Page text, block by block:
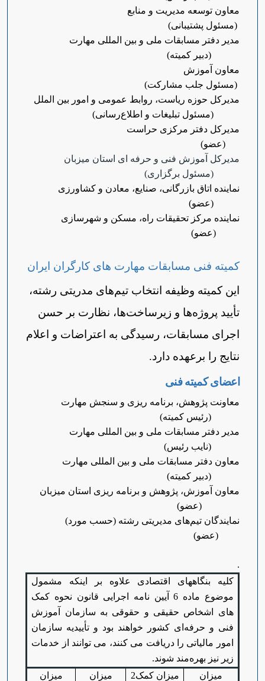
معاون توسعه مدیریت و منابع
(مسئول پشتیبانی)
مدیر دفتر مسابقات ملی و بین المللی مهارت
(دبیر کمیته)
معاون آموزش
(مسئول جلب مشارکت)
مدیرکل حوزه ریاست، روابط عمومی و امور بین الملل
(مسئول تبلیغات و اطلاع‌رسانی)
مدیرکل دفتر مرکزی حراست
(عضو)
مدیرکل آموزش فنی و حرفه ای استان میزبان
(مسئول برگزاری)
نماینده اتاق بازرگانی، صنایع، معادن و کشاورزی
(عضو)
نماینده مرکز تحقیقات راه، مسکن و شهرسازی
(عضو)
کمیته فنی مسابقات مهارت های کارگران ایران
این کمیته وظیفه انتخاب تیم‌های مدریتی رشته،
تأیید پروژه‌ها و زیرساخت‌ها، نظارت بر حسن
اجرای مسابقات، رسیدگی به اعتراضات و اعلام
نتایج را برعهده دارد.
اعضای کمیته فنی
معاونت پژوهش، برنامه ریزی و سنجش مهارت
(رئیس کمیته)
مدیر دفتر مسابقات ملی و بین المللی مهارت
(نایب رئیس)
معاون دفتر مسابقات ملی و بین المللی مهارت
(دبیر کمیته)
معاون آموزش، پژوهش و برنامه ریزی استان میزبان
(عضو)
نمایندگان تیم‌های مدیریتی رشته (حسب مورد)
(عضو)
.
کلیه بنگاههای اقتصادی علاوه بر اینکه مشمول
موضوع ماده 6 آیین نامه اجرایی قانون نحوه کمک
های اشخاص حقیقی و حقوقی به سازمان آموزش
فنی و حرفه‌ای کشور خواهند بود و تأییدیه سازمان
امور مالیاتی را دریافت می کنند، می توانند از خدمات
زیر نیز بهره‌مند شوند.
میزان
میزان کمک2
میزان
میزان